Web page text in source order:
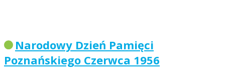
Narodowy Dzień Pamięci
Poznańskiego Czerwca 1956